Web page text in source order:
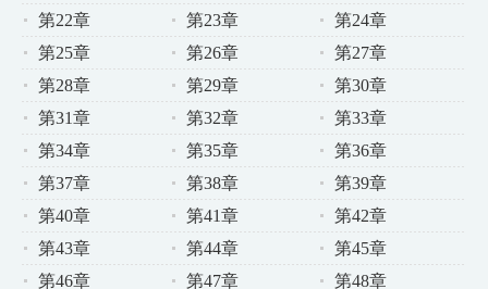
第22章
第23章
第24章
第25章
第26章
第27章
第28章
第29章
第30章
第31章
第32章
第33章
第34章
第35章
第36章
第37章
第38章
第39章
第40章
第41章
第42章
第43章
第44章
第45章
第46章
第47章
第48章